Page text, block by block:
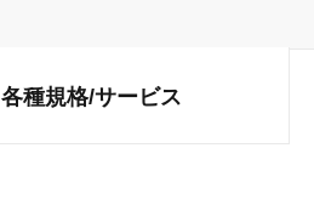
各種規格/サービス